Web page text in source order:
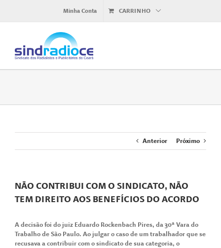
o
Minha Conta CARRINHO
Anterior Próximo
NÃO CONTRIBUI COM O SINDICATO, NÃO
TEM DIREITO AOS BENEFÍCIOS DO ACORDO
A decisão foi do juiz Eduardo Rockenbach Pires, da 30ª Vara do
Trabalho de São Paulo. Ao julgar o caso de um trabalhador que se
recusava a contribuir com o sindicato de sua categoria, o